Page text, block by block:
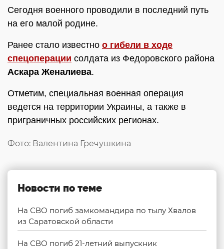
Сегодня военного проводили в последний путь
на его малой родине.
Ранее стало известно о гибели в ходе
спецоперации солдата из Федоровского района
Аскара Женалиева.
Отметим, специальная военная операция
ведется на территории Украины, а также в
приграничных российских регионах.
Фото: Валентина Гречушкина
Новости по теме
На СВО погиб замкомандира по тылу Хвалов
из Саратовской области
На СВО погиб 21-летний выпускник